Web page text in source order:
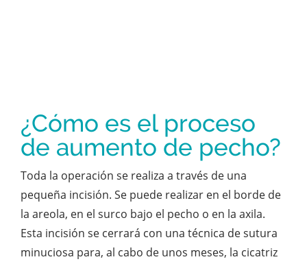
¿Cómo es el proceso
de aumento de pecho?
Toda la operación se realiza a través de una
pequeña incisión. Se puede realizar en el borde de
la areola, en el surco bajo el pecho o en la axila.
Esta incisión se cerrará con una técnica de sutura
minuciosa para, al cabo de unos meses, la cicatriz